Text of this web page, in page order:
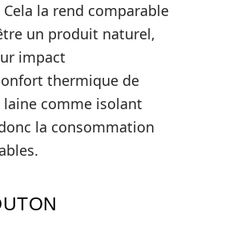
la rend comparable
un produit naturel,
impact
thermique de
laine comme isolant
la consommation